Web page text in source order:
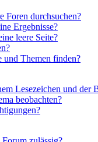
Foren durchsuchen?
Ergebnisse?
leere Seite?
und Themen finden?
Lesezeichen und der
beobachten?